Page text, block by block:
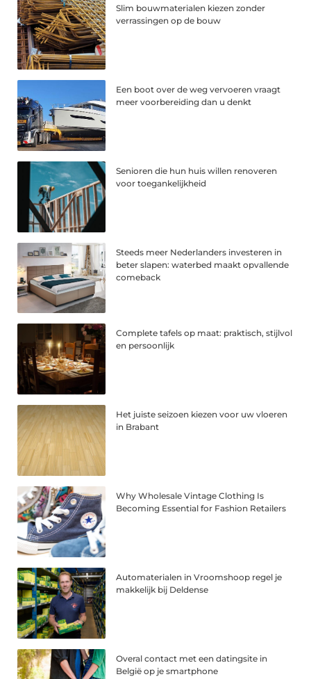
Slim bouwmaterialen kiezen zonder
verrassingen op de bouw
Een boot over de weg vervoeren vraagt
meer voorbereiding dan u denkt
Senioren die hun huis willen renoveren
voor toegankelijkheid
Steeds meer Nederlanders investeren in
beter slapen: waterbed maakt opvallende
comeback
Complete tafels op maat: praktisch, stijlvol
en persoonlijk
Het juiste seizoen kiezen voor uw vloeren
in Brabant
Why Wholesale Vintage Clothing Is
Becoming Essential for Fashion Retailers
Automaterialen in Vroomshoop regel je
makkelijk bij Deldense
Overal contact met een datingsite in
België op je smartphone